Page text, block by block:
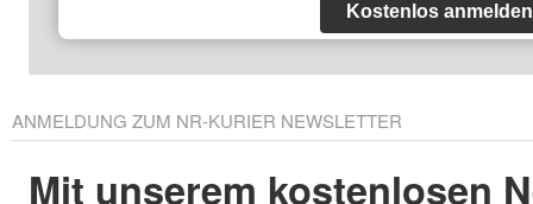
Kostenlos anmelden
ANMELDUNG ZUM NR-KURIER NEWSLETTER
Mit unserem kostenlosen